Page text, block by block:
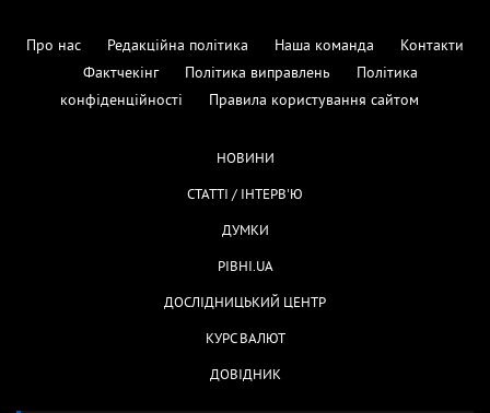
Про нас Редакційна політика Наша команда
Контакти
Фактчекінг
Політика виправлень
Політика
конфіденційності
Правила користування сайтом
НОВИНИ
СТАТТІ / ІНТЕРВ'Ю
ДУМКИ
РІВНІ.UA
ДОСЛІДНИЦЬКИЙ ЦЕНТР
КУРС ВАЛЮТ
ДОВІДНИК